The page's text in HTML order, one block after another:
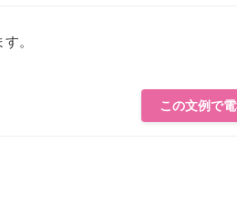
。
この文例で